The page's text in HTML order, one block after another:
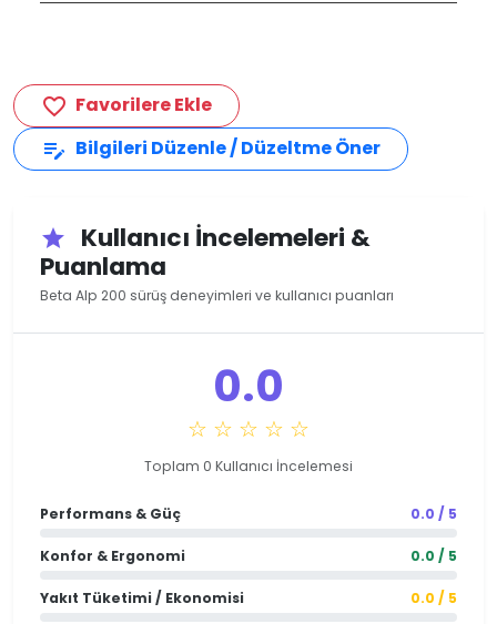
favorite_border Favorilere Ekle
edit_note Bilgileri Düzenle / Düzeltme Öner
star
Kullanıcı İncelemeleri &
Puanlama
Beta Alp 200 sürüş deneyimleri ve kullanıcı puanları
0.0
☆ ☆ ☆ ☆ ☆
Toplam 0 Kullanıcı İncelemesi
Performans & Güç 0.0 / 5
Konfor & Ergonomi 0.0 / 5
Yakıt Tüketimi / Ekonomisi 0.0 / 5